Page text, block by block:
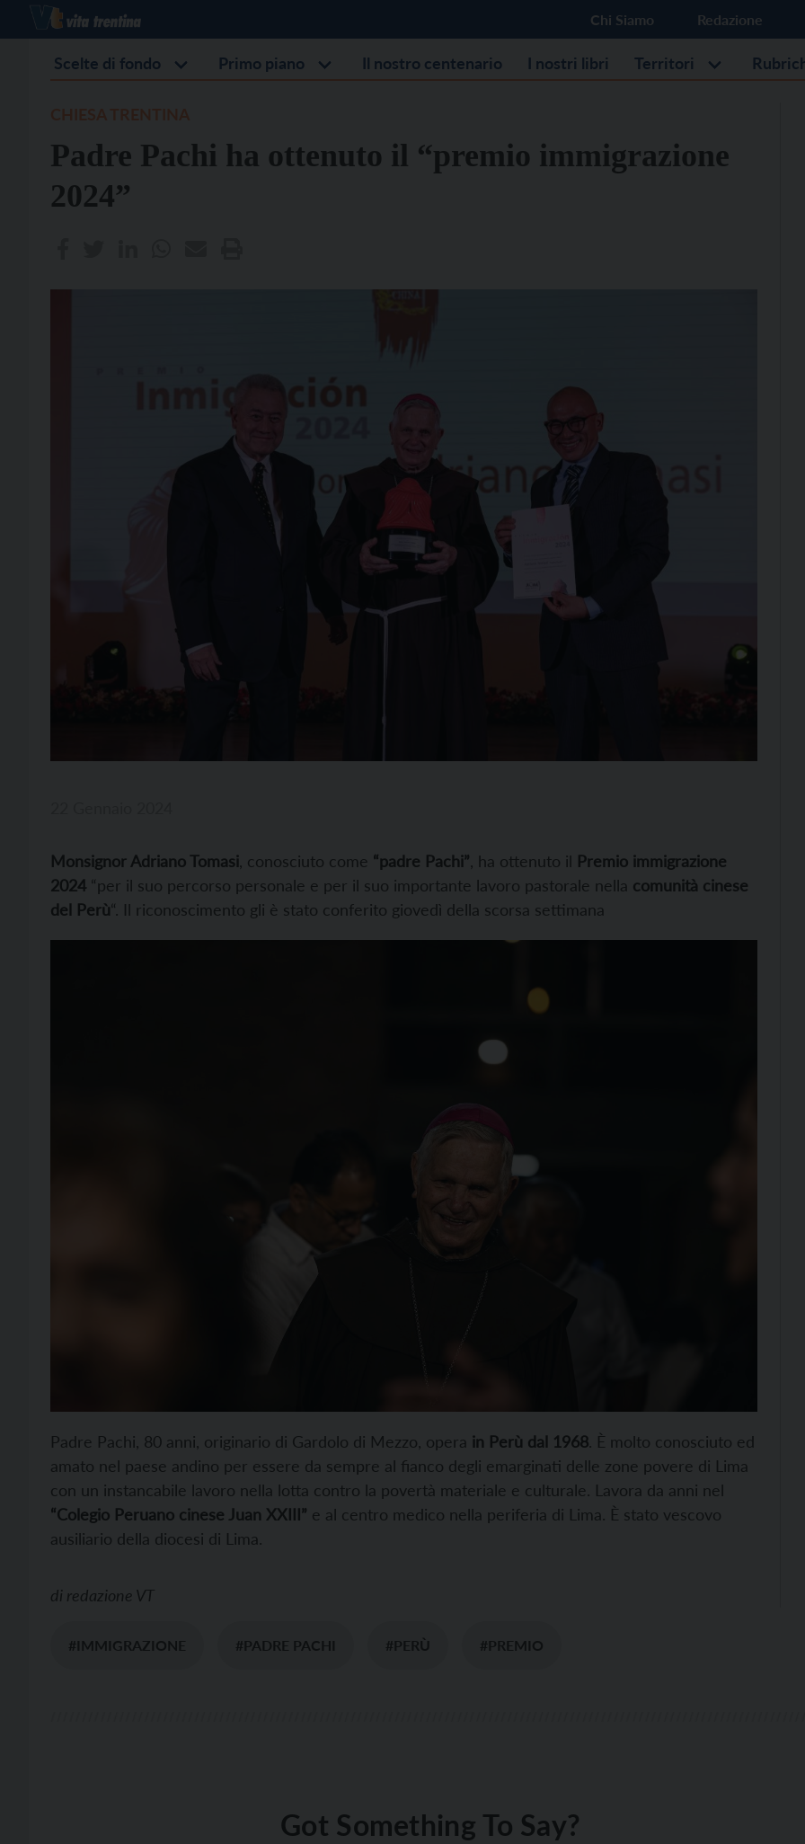
Chi Siamo Redazione
Scelte di fondo Primo piano Il nostro centenario I nostri libri Territori
Padre Pachi ha ottenuto il “premio immigrazione
2024”
Monsignor Adriano Tomasi , conosciuto come “padre Pachi” , ha ottenuto il Premio immigrazione
2024 “per il suo percorso personale e per il suo importante lavoro pastorale nella comunità cinese
del Perù“. Il riconoscimento gli è stato conferito giovedì della scorsa settimana
Padre Pachi, 80 anni, originario di Gardolo di Mezzo, opera in Perù dal 1968. È molto conosciuto ed
amato nel paese andino per essere da sempre al fianco degli emarginati delle zone povere di Lima
con un instancabile lavoro nella lotta contro la povertà materiale e culturale. Lavora da anni nel
“Colegio Peruano cinese Juan XXIII” e al centro medico nella periferia di Lima. È stato vescovo
ausiliario della diocesi di Lima.
di redazione VT
#IMMIGRAZIONE #PADRE PACHI #PERÙ #PREMIO
Got Something To Say?